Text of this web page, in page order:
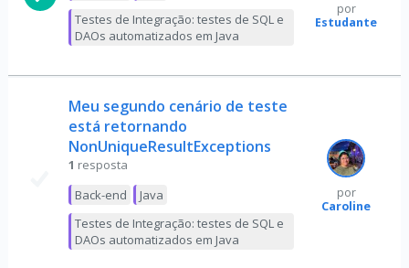
Testes de Integração: testes de SQL e
DAOs automatizados em Java
por
Estudante
Meu segundo cenário de teste
está retornando
NonUniqueResultExceptions
1 resposta
Back-end
Java
Testes de Integração: testes de SQL e
DAOs automatizados em Java
por
Caroline